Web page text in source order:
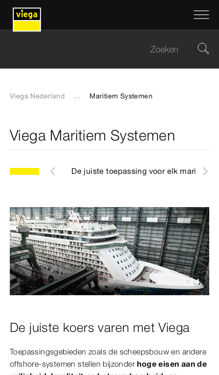
Viega Nederland ... Maritiem Systemen
Viega Maritiem Systemen
toepassing De juiste toepassing voor elk maritiem
De juiste koers varen met Viega
Toepassingsgebieden zoals de scheepsbouw en andere
offshore-systemen stellen bijzonderhoge eisen aan de